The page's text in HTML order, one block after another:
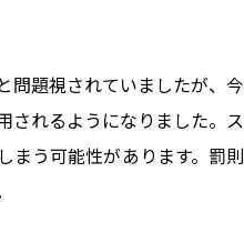
問題視されていましたが、今
されるようになりました。ス
まう可能性があります。罰則